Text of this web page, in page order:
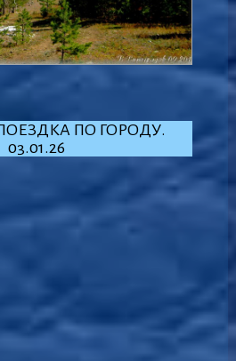
ПО ГОРОДУ.
03.01.26